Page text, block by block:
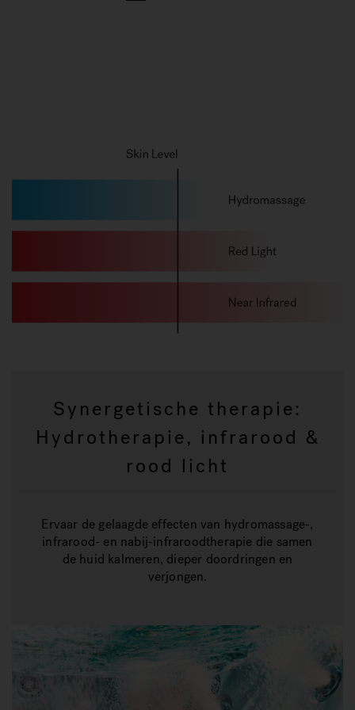
1
Synergetische therapie:
Hydrotherapie, infrarood &
rood licht
Ervaar de gelaagde effecten van hydromassage-,
infrarood- en nabij-infraroodtherapie die samen
de huid kalmeren, dieper doordringen en
verjongen.